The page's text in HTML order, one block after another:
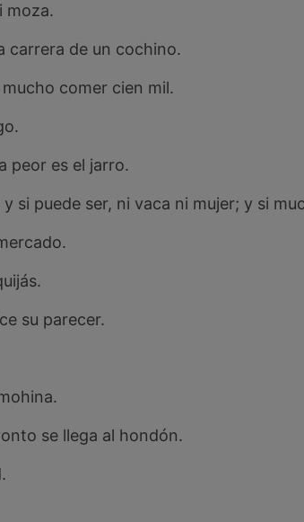
moza.
carrera de un cochino.
comer cien mil.
peor es el jarro.
si puede ser, ni vaca ni mujer; y si
su parecer.
se llega al hondón.